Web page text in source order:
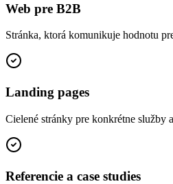
Web pre B2B
Stránka, ktorá komunikuje hodnotu
Landing pages
Cielené stránky pre konkrétne služby
Referencie a case studies